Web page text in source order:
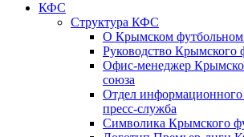
КФС
Структура КФС
О Крымском футбольном
Руководство Крымского
Офис-менеджер
союза
Отдел информационного
пресс-служба
Символика Крымского